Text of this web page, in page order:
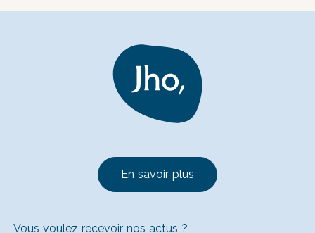
En savoir plus
Vous voulez recevoir nos actus ?